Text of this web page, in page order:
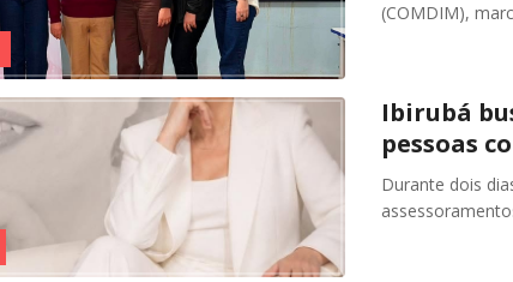
(COMDIM),
Ibirubá
pessoas
Durante dois